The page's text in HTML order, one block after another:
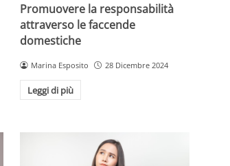
Promuovere la responsabilità
attraverso le faccende
domestiche
Marina Esposito 28 Dicembre 2024
Leggi di più